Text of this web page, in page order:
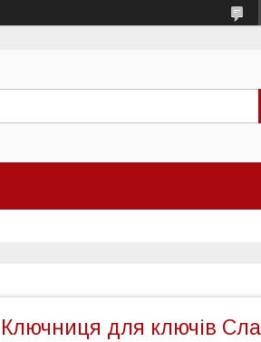
Ключниця для ключів